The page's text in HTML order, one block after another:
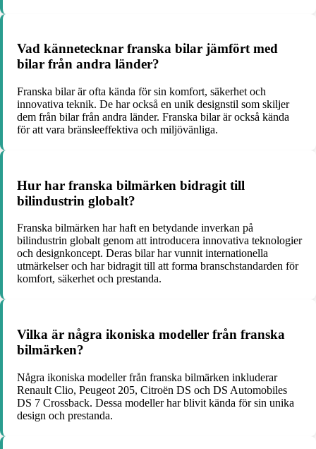
Vad kännetecknar franska bilar jämfört med
bilar från andra länder?
Franska bilar är ofta kända för sin komfort, säkerhet och
innovativa teknik. De har också en unik designstil som skiljer
dem från bilar från andra länder. Franska bilar är också kända
för att vara bränsleeffektiva och miljövänliga.
Hur har franska bilmärken bidragit till
bilindustrin globalt?
Franska bilmärken har haft en betydande inverkan på
bilindustrin globalt genom att introducera innovativa teknologier
och designkoncept. Deras bilar har vunnit internationella
utmärkelser och har bidragit till att forma branschstandarden för
komfort, säkerhet och prestanda.
Vilka är några ikoniska modeller från franska
bilmärken?
Några ikoniska modeller från franska bilmärken inkluderar
Renault Clio, Peugeot 205, Citroën DS och DS Automobiles
DS 7 Crossback. Dessa modeller har blivit kända för sin unika
design och prestanda.